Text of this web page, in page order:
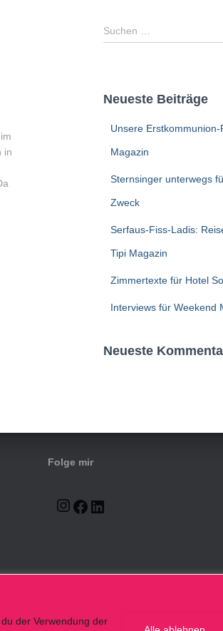
der Verwendung der
in
Suchen …
Neueste Beiträge
Unsere Erstkommunion-
Magazin
Sternsinger unterwegs
Zweck
Serfaus-Fiss-Ladis:
Tipi Magazin
Zimmertexte für Hotel
Interviews für Weekend
Neueste
Folge mir